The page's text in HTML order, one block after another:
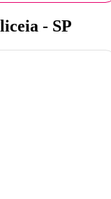
- SP